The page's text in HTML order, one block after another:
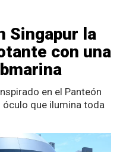
Singapur la
con una
en el Panteón
óculo que ilumina toda